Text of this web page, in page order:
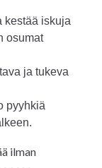
kestää iskuja
osumat
ja tukeva
pyyhkiä
ilman